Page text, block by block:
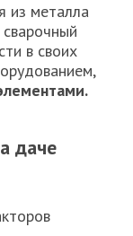
из металла
в своих
даче